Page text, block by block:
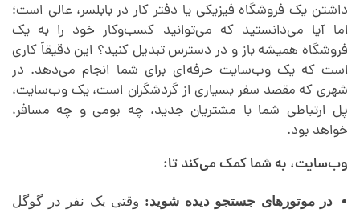
داشتن یک فروشگاه فیزیکی یا دفتر کار در بابلسر، عالی است؛
اما آیا می‌دانستید که می‌توانید کسب‌وکار خود را به یک
فروشگاه همیشه باز و در دسترس تبدیل کنید؟ این دقیقاً کاری
است که یک وب‌سایت حرفه‌ای برای شما انجام می‌دهد. در
شهری که مقصد سفر بسیاری از گردشگران است، یک وب‌سایت،
پل ارتباطی شما با مشتریان جدید، چه بومی و چه مسافر،
خواهد بود.
وب‌سایت، به شما کمک می‌کند تا:
در موتورهای جستجو دیده شوید: وقتی یک نفر در گوگل